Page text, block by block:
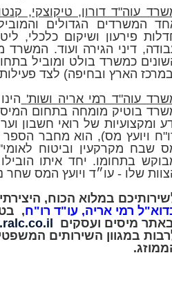
עוה"ד דורון, טיקוצקי,
המשרדים הגדולים
פירעון ושיקום כלכלי,
דיני הגירה ועוד. המשרד
כמשרד בולט ומוביל
הארץ ובחיפה) לצד
עוה"ד רמי אריה ושות'
בוטיק מומחה בתחום
ומקצועיות של רואי חשבון
ויועץ מס), הוא מחבר
שבח מקרקעין וביטוח
בתחומו. יחד איתו
שלו - עו״ד ויועץ המס שחר
במלוא הכוח,
רמי אריה, עו"ד רו"ח,
מיסים ועסקים
במגוון השירותים